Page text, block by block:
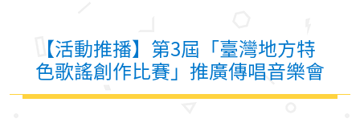
【活動推播】第3屆「臺灣地方特
色歌謠創作比賽」推廣傳唱音樂會